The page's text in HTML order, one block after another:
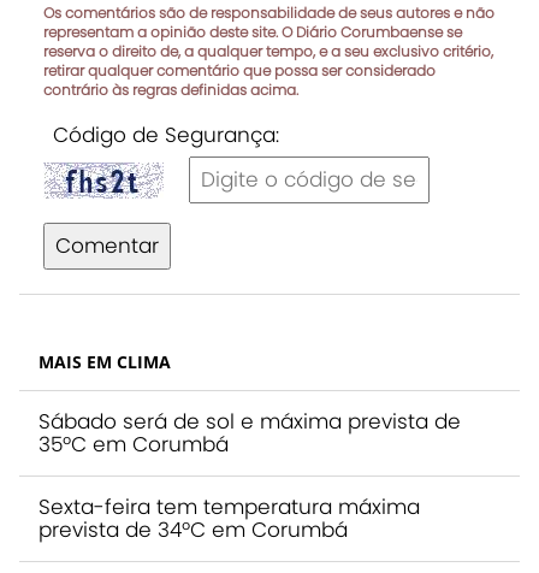
Os comentários são de responsabilidade de seus autores e não
representam a opinião deste site. O Diário Corumbaense se
reserva o direito de, a qualquer tempo, e a seu exclusivo critério,
retirar qualquer comentário que possa ser considerado
contrário às regras definidas acima.
Código de Segurança:
Comentar
MAIS EM CLIMA
Sábado será de sol e máxima prevista de
35ºC em Corumbá
Sexta-feira tem temperatura máxima
prevista de 34ºC em Corumbá